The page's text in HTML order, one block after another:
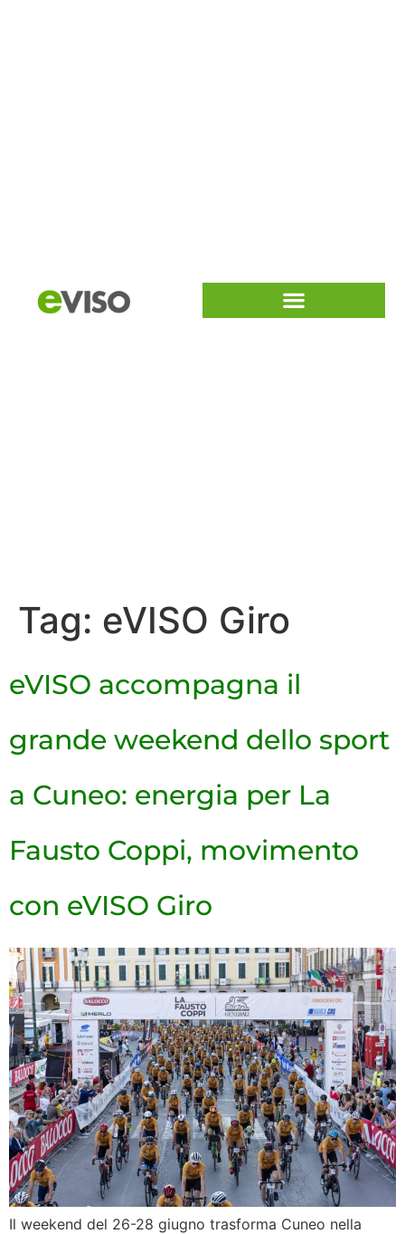
Tag: eVISO Giro
eVISO accompagna il
grande weekend dello sport
a Cuneo: energia per La
Fausto Coppi, movimento
con eVISO Giro
Il weekend del 26-28 giugno trasforma Cuneo nella